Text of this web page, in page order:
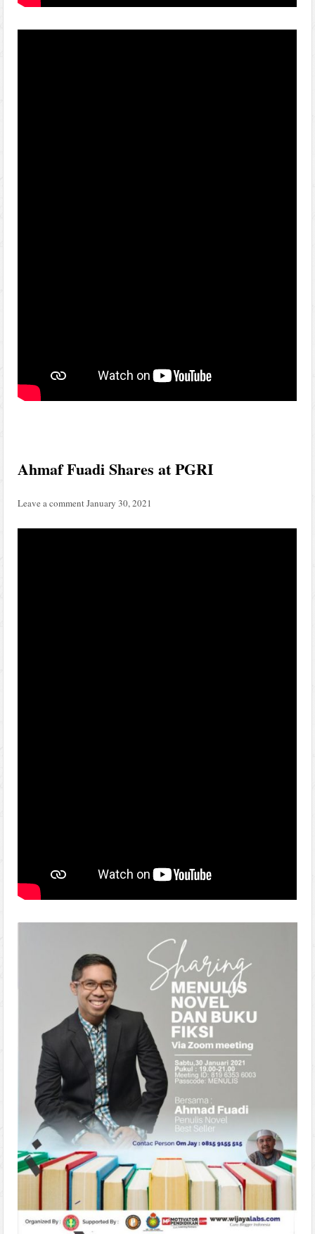
Ahmaf Fuadi Shares at PGRI
Leave a comment January 30, 2021